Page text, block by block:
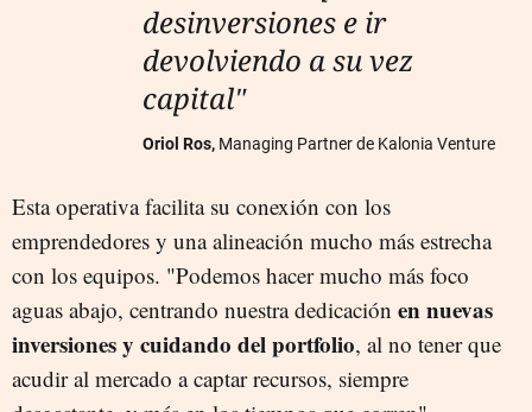
desinversiones e ir
devolviendo a su vez
capital"
Oriol Ros, Managing Partner de Kalonia Venture
Esta operativa facilita su conexión con los
emprendedores y una alineación mucho más estrecha
con los equipos. "Podemos hacer mucho más foco
aguas abajo, centrando nuestra dedicación en nuevas
inversiones y cuidando del portfolio, al no tener que
acudir al mercado a captar recursos, siempre